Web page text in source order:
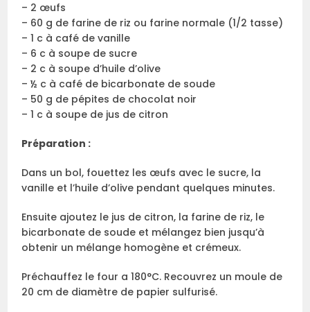
– 2 œufs
– 60 g de farine de riz ou farine normale (1/2 tasse)
– 1 c à café de vanille
– 6 c à soupe de sucre
– 2 c à soupe d’huile d’olive
– ½ c à café de bicarbonate de soude
– 50 g de pépites de chocolat noir
– 1 c à soupe de jus de citron
Préparation :
Dans un bol, fouettez les œufs avec le sucre, la
vanille et l’huile d’olive pendant quelques minutes.
Ensuite ajoutez le jus de citron, la farine de riz, le
bicarbonate de soude et mélangez bien jusqu’à
obtenir un mélange homogène et crémeux.
Préchauffez le four a 180°C. Recouvrez un moule de
20 cm de diamètre de papier sulfurisé.